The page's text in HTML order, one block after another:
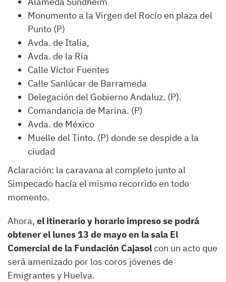
Monumento a la Virgen del Rocío en plaza del
Punto (P)
Avda. de Italia,
Avda. de la Ría
Calle Víctor Fuentes
Calle Sanlúcar de Barrameda
Delegación del Gobierno Andaluz. (P).
Comandancia de Marina. (P)
Avda. de México
Muelle del Tinto. (P) donde se despide a la
ciudad
Aclaración: la caravana al completo junto al
Simpecado hacía el mismo recorrido en todo
momento.
Ahora, el itinerario y horario impreso se podrá
obtener el lunes 13 de mayo en la sala El
Comercial de la Fundación Cajasolcon un acto que
será amenizado por los coros jóvenes de
Emigrantes y Huelva.